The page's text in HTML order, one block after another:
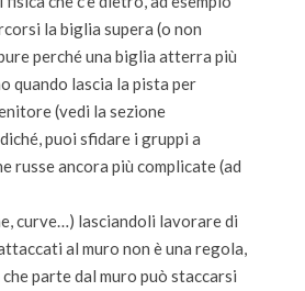
la biglia supera (o non
perché una biglia atterra più
quando lascia la pista per
(vedi la sezione
puoi sfidare i gruppi a
russe ancora più complicate (ad
curve…) lasciandoli lavorare di
al muro non è una regola,
parte dal muro può staccarsi